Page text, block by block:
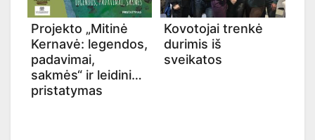
Projekto „Mitinė
Kernavė: legendos,
padavimai,
sakmės“ ir leidinio
pristatymas
Kovotojai trenkė
durimis iš
sveikatos